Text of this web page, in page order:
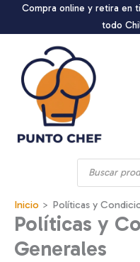
Compra online y retira en
todo
Búsqueda
Inicio
Políticas y
Políticas y
Generales